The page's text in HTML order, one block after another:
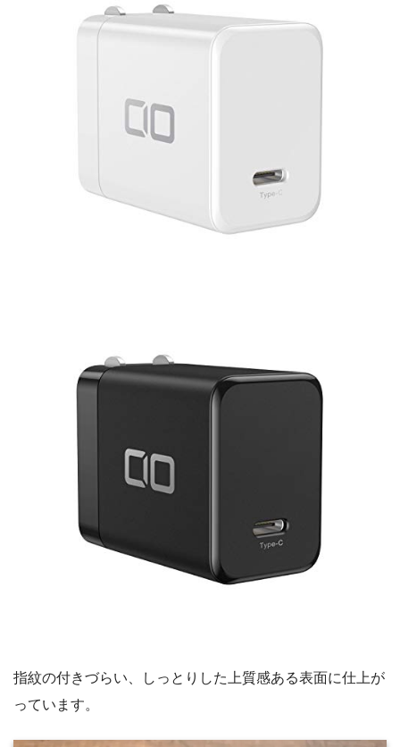
指紋の付きづらい、しっとりした上質感ある表面に仕上が
っています。